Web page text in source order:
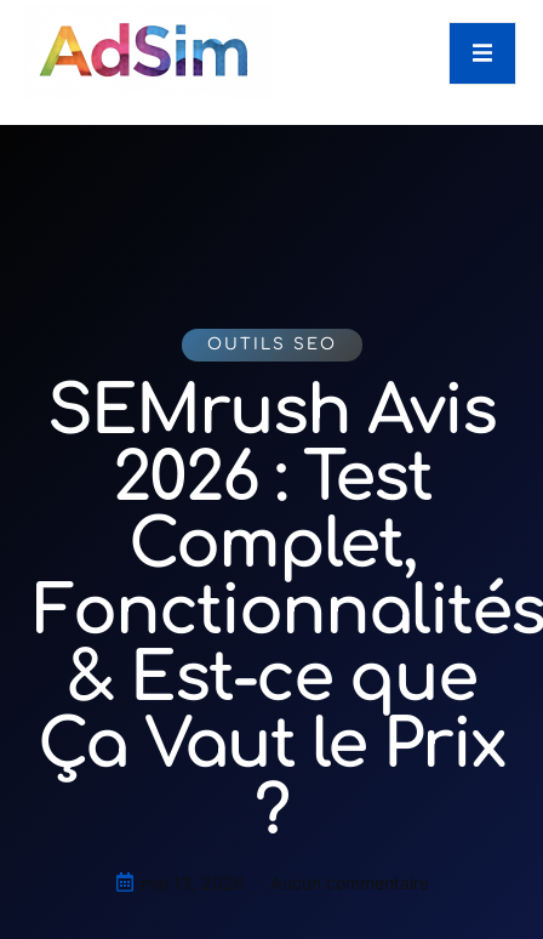
OUTILS SEO
SEMrush Avis
2026 : Test
Complet,
Fonctionnalités
& Est-ce que
Ça Vaut le Prix
?
mai 13, 2026 Aucun commentaire